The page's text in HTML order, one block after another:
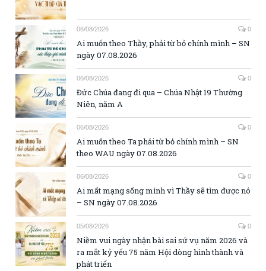
06/08/2026 0
Ai muốn theo Thầy, phải từ bỏ chính mình – SN
ngày 07.08.2026
06/08/2026 0
Đức Chúa đang đi qua – Chúa Nhật 19 Thường
Niên, năm A
06/08/2026 0
Ai muốn theo Ta phải từ bỏ chính mình – SN
theo WAU ngày 07.08.2026
06/08/2026 0
Ai mất mạng sống mình vì Thầy sẽ tìm được nó
– SN ngày 07.08.2026
05/08/2026 0
Niềm vui ngày nhận bài sai sứ vụ năm 2026 và
ra mắt kỷ yếu 75 năm Hội dòng hình thành và
phát triển